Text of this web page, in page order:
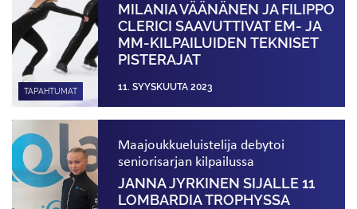
TAPAHTUMAT
MILANIA VÄÄNÄNEN JA FILIPPO
CLERICI SAAVUTTIVAT EM- JA
MM-KILPAILUIDEN TEKNISET
PISTERAJAT
11. SYYSKUUTA 2023
Maajoukkueluistelija debytoi
seniorisarjan kilpailussa
JANNA JYRKINEN SIJALLE 11
LOMBARDIA TROPHYSSA